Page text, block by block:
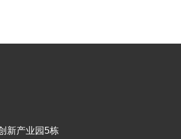
新产业园5栋